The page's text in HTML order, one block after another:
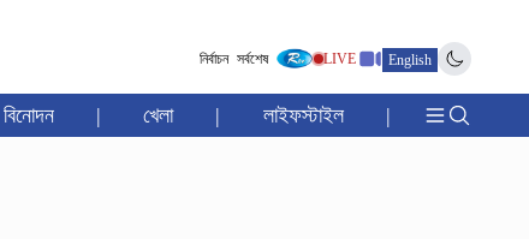
নির্বাচন সর্বশেষ LIVE English
বিনোদন | খেলা | লাইফস্টাইল |